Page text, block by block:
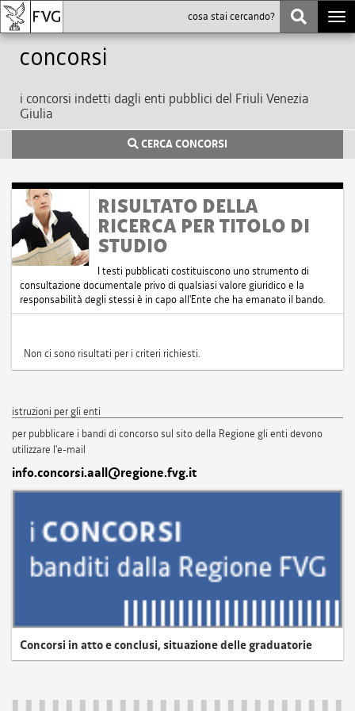
Concorsi
i concorsi indetti dagli enti pubblici del Friuli Venezia
Giulia
CERCA CONCORSI
RISULTATO DELLA
RICERCA PER TITOLO DI
STUDIO
I testi pubblicati costituiscono uno strumento di
consultazione documentale privo di qualsiasi valore giuridico e la
responsabilità degli stessi è in capo all'Ente che ha emanato il bando.
Non ci sono risultati per i criteri richiesti.
istruzioni per gli enti
per pubblicare i bandi di concorso sul sito della Regione gli enti devono
utilizzare l'e-mail
info.concorsi.aall@regione.fvg.it
Concorsi in atto e conclusi, situazione delle graduatorie